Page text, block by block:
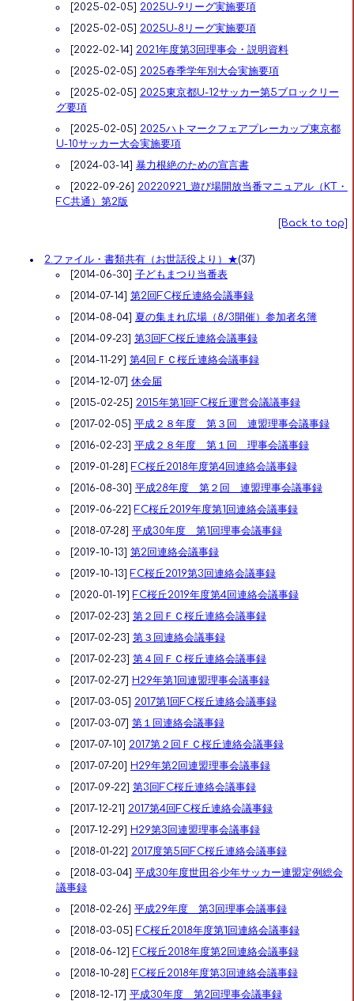
[2025-02-05] 2025U-9リーグ実施要項
[2025-02-05] 2025U-8リーグ実施要項
[2022-02-14] 2021年度第3回理事会・説明資料
[2025-02-05] 2025春季学年別大会実施要項
[2025-02-05] 2025東京都U-12サッカー第5ブロックリー
グ要項
[2025-02-05] 2025ハトマークフェアプレーカップ東京都
U-10サッカー大会実施要項
[2024-03-14] 暴力根絶のための宣言書
[2022-09-26] 20220921_遊び場開放当番マニュアル（KT・
FC共通）第2版
[Back to top]
2.ファイル・書類共有（お世話役より）★(37)
[2014-06-30] 子どもまつり当番表
[2014-07-14] 第2回FC桜丘連絡会議事録
[2014-08-04] 夏の集まれ広場（8/3開催）参加者名簿
[2014-09-23] 第3回FC桜丘連絡会議事録
[2014-11-29] 第4回ＦＣ桜丘連絡会議事録
[2014-12-07] 休会届
[2015-02-25] 2015年第1回FC桜丘運営会議議事録
[2017-02-05] 平成２８年度 第３回 連盟理事会議事録
[2016-02-23] 平成２８年度 第１回 理事会議事録
[2019-01-28] FC桜丘2018年度第4回連絡会議事録
[2016-08-30] 平成28年度 第２回 連盟理事会議事録
[2019-06-22] FC桜丘2019年度第1回連絡会議事録
[2018-07-28] 平成30年度 第1回理事会議事録
[2019-10-13] 第2回連絡会議事録
[2019-10-13] FC桜丘2019第3回連絡会議事録
[2020-01-19] FC桜丘2019年度第4回連絡会議事録
[2017-02-23] 第２回ＦＣ桜丘連絡会議事録
[2017-02-23] 第３回連絡会議事録
[2017-02-23] 第４回ＦＣ桜丘連絡会議事録
[2017-02-27] H29年第1回連盟理事会議事録
[2017-03-05] 2017第1回FC桜丘連絡会議事録
[2017-03-07] 第１回連絡会議事録
[2017-07-10] 2017第２回ＦＣ桜丘連絡会議事録
[2017-07-20] H29年第2回連盟理事会議事録
[2017-09-22] 第3回FC桜丘連絡会議事録
[2017-12-21] 2017第4回FC桜丘連絡会議事録
[2017-12-29] H29第3回連盟理事会議事録
[2018-01-22] 2017度第5回FC桜丘連絡会議事録
[2018-03-04] 平成30年度世田谷少年サッカー連盟定例総会
議事録
[2018-02-26] 平成29年度 第3回理事会議事録
[2018-03-05] FC桜丘2018年度第1回連絡会議事録
[2018-06-12] FC桜丘2018年度第2回連絡会議事録
[2018-10-28] FC桜丘2018年度第3回連絡会議事録
[2018-12-17] 平成30年度 第2回理事会議事録